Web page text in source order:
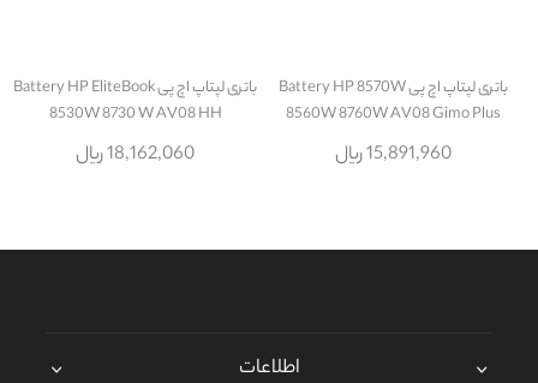
باتری لپتاپ اچ پی Battery HP 8570W
8560W 8760W AV08 Gimo Plus
15,891,960 ریال
باتری لپتاپ اچ پی Battery HP EliteBook
8530W 8730 W AV08 HH
18,162,060 ریال
اطلاعات